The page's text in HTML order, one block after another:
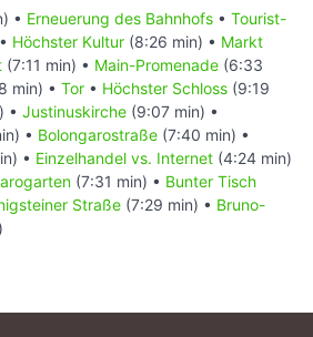
• Erneuerung des Bahnhofs • Tourist-
Höchster Kultur (8:26 min) • Markt
(7:11 min) • Main-Promenade (6:33
min) • Tor • Höchster Schloss (9:19
• Justinuskirche (9:07 min) •
• Bolongarostraße (7:40 min) •
• Einzelhandel vs. Internet (4:24 min)
(7:31 min) • Bunter Tisch
Straße (7:29 min) • Bruno-